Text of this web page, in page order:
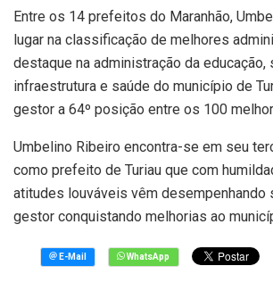
Entre os 14 prefeitos do Maranhão,
lugar na classificação de melhores
destaque na administração da
infraestrutura e saúde do município de
gestor a 64º posição entre os 100
Umbelino Ribeiro encontra-se em seu
como prefeito de Turiau que com
atitudes louváveis vêm desempenhando
gestor conquistando melhorias ao